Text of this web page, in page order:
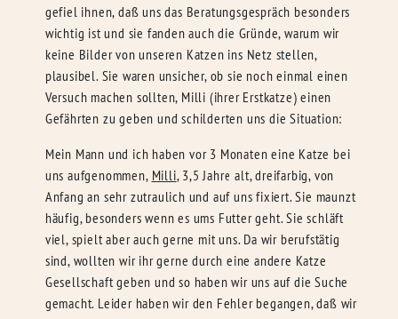
gefiel ihnen, daß uns das Beratungsgespräch besonders
wichtig ist und sie fanden auch die Gründe, warum wir
keine Bilder von unseren Katzen ins Netz stellen,
plausibel. Sie waren unsicher, ob sie noch einmal einen
Versuch machen sollten, Milli (ihrer Erstkatze) einen
Gefährten zu geben und schilderten uns die Situation:
Mein Mann und ich haben vor 3 Monaten eine Katze bei
uns aufgenommen, Milli, 3,5 Jahre alt, dreifarbig, von
Anfang an sehr zutraulich und auf uns fixiert. Sie maunzt
häufig, besonders wenn es ums Futter geht. Sie schläft
viel, spielt aber auch gerne mit uns. Da wir berufstätig
sind, wollten wir ihr gerne durch eine andere Katze
Gesellschaft geben und so haben wir uns auf die Suche
gemacht. Leider haben wir den Fehler begangen, daß wir